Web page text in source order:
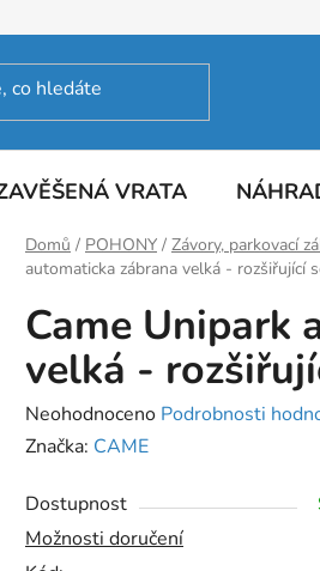
VRATA
Domů / POHONY / Závory, parkovací
automaticka zábrana velká - rozšiřující
Came Unipark
velká -
Průměrné
hodnocení
je
0,0
Neohodnoceno Podrobnosti
Značka: CAME
Dostupnost
Možnosti doručení